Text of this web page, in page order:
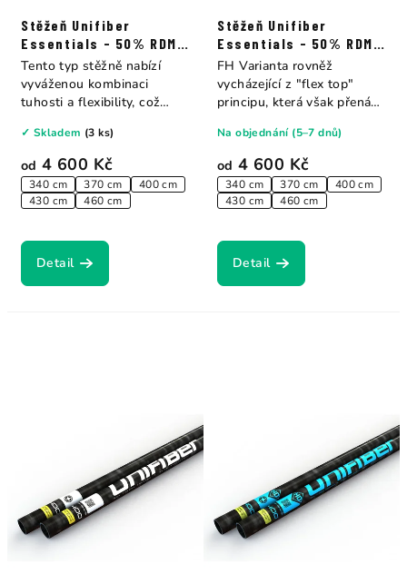
Stěžeň Unifiber
Essentials - 50% RDM
Constant
od 4 600 Kč
340 cm 370 cm
400 cm
430 cm
460 cm
✓ Skladem (3 ks)
Detail
Tento typ stěžně nabízí
vyváženou kombinaci
tuhosti a flexibility, což
Stěžeň Unifiber
Essentials - 50% RDM
Constant FH Curve
od 4 600 Kč
340 cm 370 cm
400 cm
430 cm
460 cm
Na objednání (5–7 dnů)
Detail
FH Varianta rovněž
vycházející z "flex top"
principu, která však přenáší